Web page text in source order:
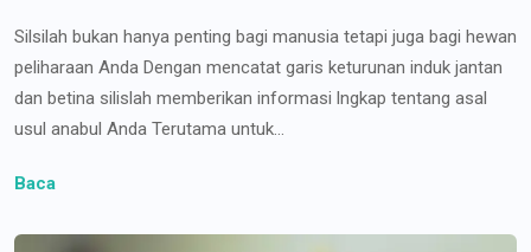
Silsilah bukan hanya penting bagi manusia tetapi juga bagi hewan
peliharaan Anda Dengan mencatat garis keturunan induk jantan
dan betina silislah memberikan informasi lngkap tentang asal
usul anabul Anda Terutama untuk...
Baca